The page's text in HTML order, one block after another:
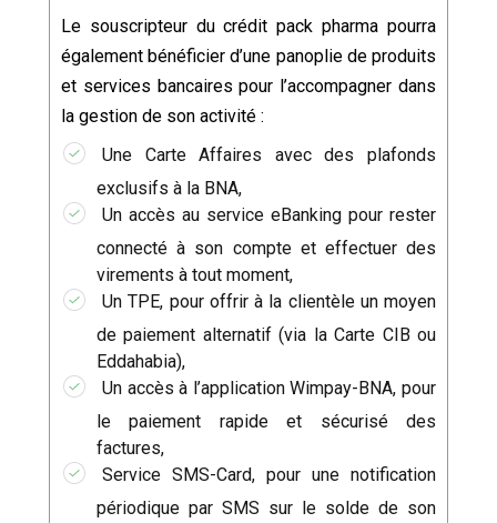
Le souscripteur du crédit pack pharma pourra
également bénéficier d’une panoplie de produits
et services bancaires pour l’accompagner dans
la gestion de son activité :
Une Carte Affaires avec des plafonds
exclusifs à la BNA,
Un accès au service eBanking pour rester
connecté à son compte et effectuer des
virements à tout moment,
Un TPE, pour offrir à la clientèle un moyen
de paiement alternatif (via la Carte CIB ou
Eddahabia),
Un accès à l’application Wimpay-BNA, pour
le paiement rapide et sécurisé des
factures,
Service SMS-Card, pour une notification
périodique par SMS sur le solde de son